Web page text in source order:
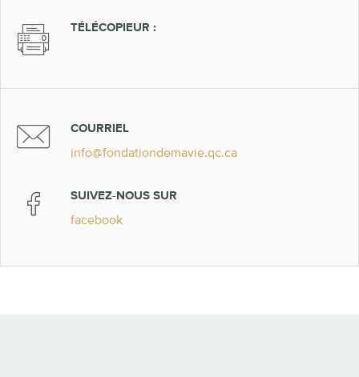
TÉLÉCOPIEUR :
COURRIEL
info@fondationdemavie.qc.ca
SUIVEZ-NOUS SUR
facebook